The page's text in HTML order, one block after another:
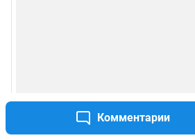
Комментарии